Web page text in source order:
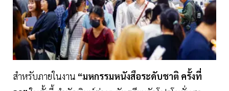
สำหรับภายในงาน “มหกรรมหนังสือระดับชาติ ครั้งที่